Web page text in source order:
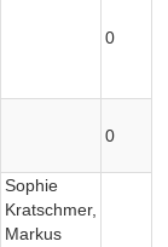
0
0
Sophie
Kratschmer,
Markus